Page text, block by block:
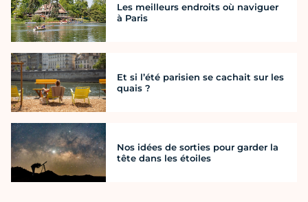
Les meilleurs endroits où naviguer
à Paris
Et si l’été parisien se cachait sur les
quais ?
Nos idées de sorties pour garder la
tête dans les étoiles